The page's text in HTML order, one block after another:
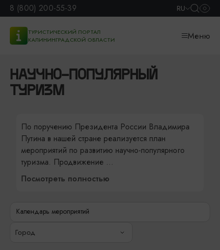
8 (800) 200-55-39 RU
ТУРИСТИЧЕСКИЙ ПОРТАЛ
КАЛИНИНГРАДСКОЙ ОБЛАСТИ
Меню
НАУЧНО-ПОПУЛЯРНЫЙ
ТУРИЗМ
По поручению Президента России Владимира
Путина в нашей стране реализуется план
мероприятий по развитию научно-популярного
туризма. Продвижение ...
Посмотреть полностью
Календарь мероприятий
Город